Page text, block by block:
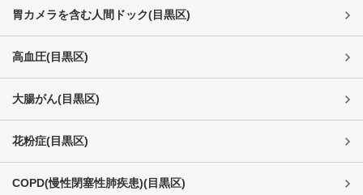
胃カメラを含む人間ドック(目黒区)
高血圧(目黒区)
大腸がん(目黒区)
花粉症(目黒区)
COPD(慢性閉塞性肺疾患)(目黒区)